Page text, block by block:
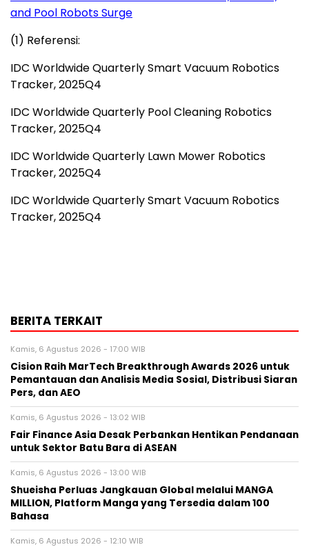
and Pool Robots Surge
(1) Referensi:
IDC Worldwide Quarterly Smart Vacuum Robotics
Tracker, 2025Q4
IDC Worldwide Quarterly Pool Cleaning Robotics
Tracker, 2025Q4
IDC Worldwide Quarterly Lawn Mower Robotics
Tracker, 2025Q4
IDC Worldwide Quarterly Smart Vacuum Robotics
Tracker, 2025Q4
BERITA TERKAIT
Kamis, 6 Agustus 2026 - 17:00 WIB
Cision Raih MarTech Breakthrough Awards 2026 untuk
Pemantauan dan Analisis Media Sosial, Distribusi Siaran
Pers, dan AEO
Kamis, 6 Agustus 2026 - 13:02 WIB
Fair Finance Asia Desak Perbankan Hentikan Pendanaan
untuk Sektor Batu Bara di ASEAN
Kamis, 6 Agustus 2026 - 13:00 WIB
Shueisha Perluas Jangkauan Global melalui MANGA
MILLION, Platform Manga yang Tersedia dalam 100
Bahasa
Kamis, 6 Agustus 2026 - 12:10 WIB